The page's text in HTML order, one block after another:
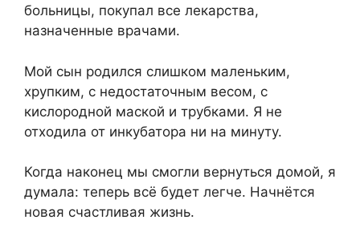
больницы, покупал все лекарства,
назначенные врачами.
Мой сын родился слишком маленьким,
хрупким, с недостаточным весом, с
кислородной маской и трубками. Я не
отходила от инкубатора ни на минуту.
Когда наконец мы смогли вернуться домой, я
думала: теперь всё будет легче. Начнётся
новая счастливая жизнь.